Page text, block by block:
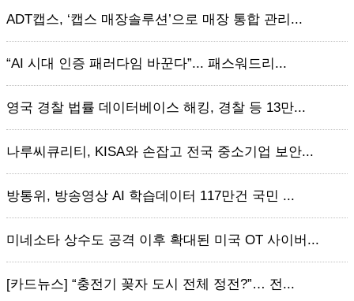
ADT캡스, ‘캡스 매장솔루션’으로 매장 통합 관리...
“AI 시대 인증 패러다임 바꾼다”... 패스워드리...
영국 경찰 법률 데이터베이스 해킹, 경찰 등 13만...
나루씨큐리티, KISA와 손잡고 전국 중소기업 보안...
방통위, 방송영상 AI 학습데이터 117만건 국민 ...
미네소타 상수도 공격 이후 확대된 미국 OT 사이버...
[카드뉴스] “충전기 꽂자 도시 전체 정전?”… 전...